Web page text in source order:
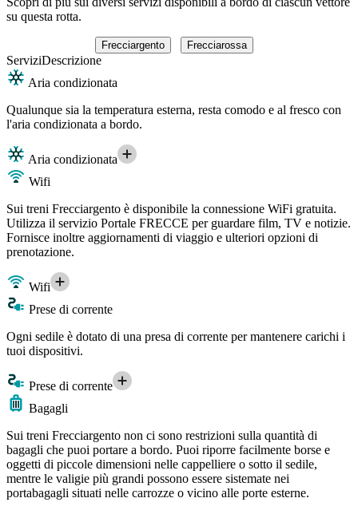
su questa rotta.
Frecciargento Frecciarossa
ServiziDescrizione
Aria condizionata
Qualunque sia la temperatura esterna, resta comodo e al fresco con
l'aria condizionata a bordo.
Aria condizionata
Wifi
Sui treni Frecciargento è disponibile la connessione WiFi gratuita.
Utilizza il servizio Portale FRECCE per guardare film, TV e notizie.
Fornisce inoltre aggiornamenti di viaggio e ulteriori opzioni di
prenotazione.
Wifi
Prese di corrente
Ogni sedile è dotato di una presa di corrente per mantenere carichi i
tuoi dispositivi.
Prese di corrente
Bagagli
Sui treni Frecciargento non ci sono restrizioni sulla quantità di
bagagli che puoi portare a bordo. Puoi riporre facilmente borse e
oggetti di piccole dimensioni nelle cappelliere o sotto il sedile,
mentre le valigie più grandi possono essere sistemate nei
portabagagli situati nelle carrozze o vicino alle porte esterne.